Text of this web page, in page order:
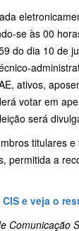
se às 00
do dia 10 de
ativos,
votar em
será
titulares
permitida a
e veja o
Comunicação